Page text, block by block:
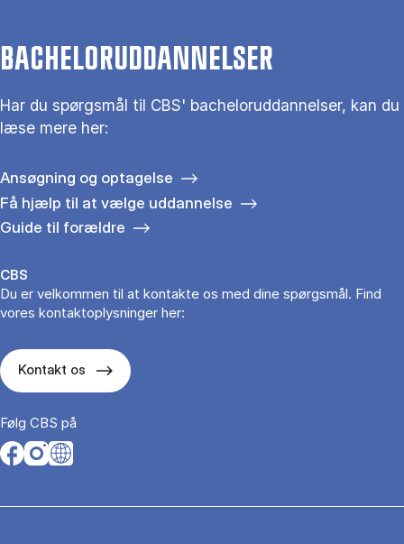
BACHELORUDDANNELSER
Har du spørgsmål til CBS' bacheloruddannelser, kan du
læse mere her:
Ansøgning og optagelse
Få hjælp til at vælge uddannelse
Guide til forældre
CBS
Du er velkommen til at kontakte os med dine spørgsmål. Find
vores kontaktoplysninger her:
Kontakt os
Følg CBS på
Opens in a new tab
Opens in a new tab
Opens in a new tab